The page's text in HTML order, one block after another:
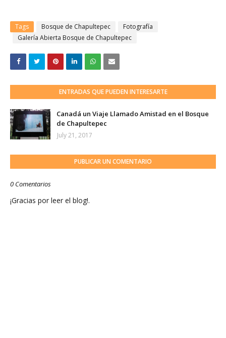
Tags Bosque de Chapultepec
Fotografía
Galería Abierta Bosque de Chapultepec
ENTRADAS QUE PUEDEN INTERESARTE
Canadá un Viaje Llamado Amistad en el Bosque
de Chapultepec
July 21, 2017
PUBLICAR UN COMENTARIO
0 Comentarios
¡Gracias por leer el blog!.